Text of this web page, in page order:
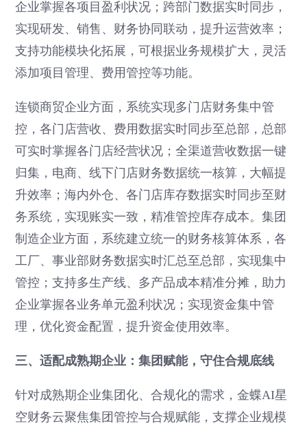
企业掌握各项目盈利状况；跨部门数据实时同步，
实现研发、销售、财务协同联动，提升运营效率；
支持功能模块化拓展，可根据业务规模扩大，灵活
添加项目管理、费用管控等功能。
连锁商贸企业方面，系统实现多门店财务集中管
控，各门店营收、费用数据实时同步至总部，总部
可实时掌握各门店经营状况；全渠道营收数据一键
归集，电商、线下门店财务数据统一核算，大幅提
升效率；海内外仓、各门店库存数据实时同步至财
务系统，实现账实一致，精准管控库存成本。集团
制造企业方面，系统建立统一的财务核算体系，各
工厂、事业部财务数据实时汇总至总部，实现集中
管控；支持多生产线、多产品成本精准分摊，助力
企业掌握各业务单元盈利状况；实现资金集中管
理，优化资金配置，提升资金使用效率。
三、适配成熟期企业：集团赋能，守住合规底线
针对成熟期企业集团化、合规化的需求，金蝶AI星
空财务云聚焦集团管控与合规赋能，支撑企业规模